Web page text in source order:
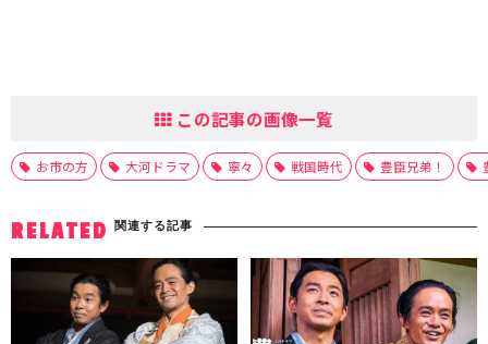
この記事の画像一覧
お市の方 大河ドラマ 寧々 戦国時代 豊臣兄弟！
RELATED 関連する記事